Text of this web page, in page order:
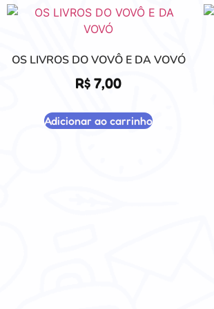
OS LIVROS DO VOVÔ E DA VOVÓ
R$ 7,00
Adicionar ao carrinho